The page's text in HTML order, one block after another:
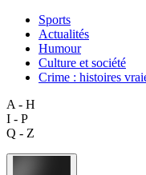
Sports
Actualités
Humour
Culture et société
Crime : histoires
A - H
I - P
Q - Z